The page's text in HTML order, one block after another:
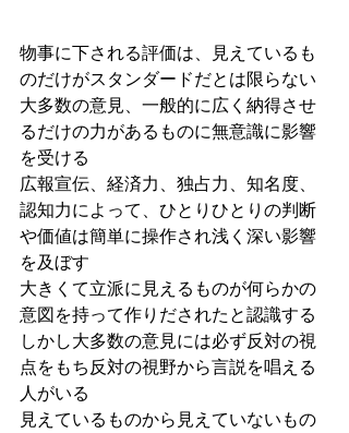
物事に下される評価は、見えているも
のだけがスタンダードだとは限らない
大多数の意見、一般的に広く納得させ
るだけの力があるものに無意識に影響
を受ける
広報宣伝、経済力、独占力、知名度、
認知力によって、ひとりひとりの判断
や価値は簡単に操作され浅く深い影響
を及ぼす
大きくて立派に見えるものが何らかの
意図を持って作りだされたと認識する
しかし大多数の意見には必ず反対の視
点をもち反対の視野から言説を唱える
人がいる
見えているものから見えていないもの